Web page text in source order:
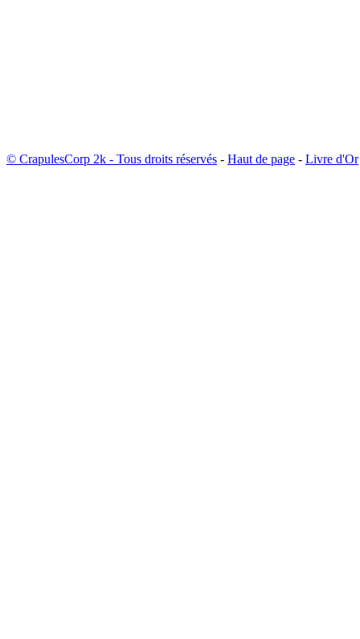
© CrapulesCorp 2k - Tous droits réservés - Haut de page - Livre d'Or